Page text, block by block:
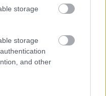
storage
storage
and other
να επεμβαίνουν
του πετρελαιοκίνητου
18.000 ευρώ.